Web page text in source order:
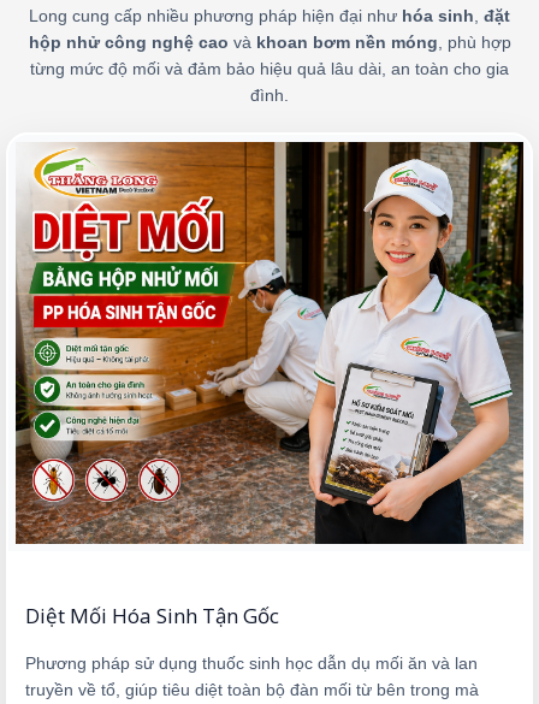
Long cung cấp nhiều phương pháp hiện đại như hóa sinh đặt
hộp nhử công nghệ cao và khoan bơm nền móng , phù hợp
từng mức độ mối và đảm bảo hiệu quả lâu dài, an toàn cho gia
đình.
Diệt Mối Hóa Sinh Tận Gốc
Phương pháp sử dụng thuốc sinh học dẫn dụ mối ăn và lan
truyền về tổ, giúp tiêu diệt toàn bộ đàn mối từ bên trong mà